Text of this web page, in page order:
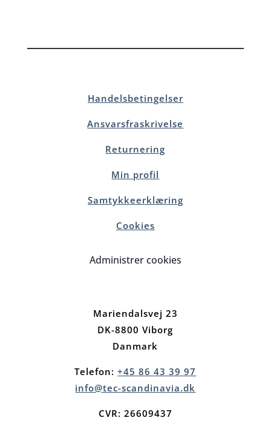
Handelsbetingelser
Ansvarsfraskrivelse
Returnering
Min profil
Samtykkeerklæring
Cookies
Administrer cookies
Mariendalsvej 23
DK-8800 Viborg
Danmark
Telefon:+45 86 43 39 97
info@tec-scandinavia.dk
CVR: 26609437